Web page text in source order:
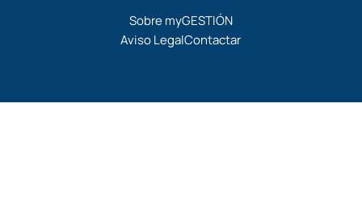
Sobre myGESTIÓN
Aviso LegalContactar